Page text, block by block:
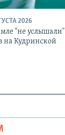
2026
"не услышали"
на Кудринской